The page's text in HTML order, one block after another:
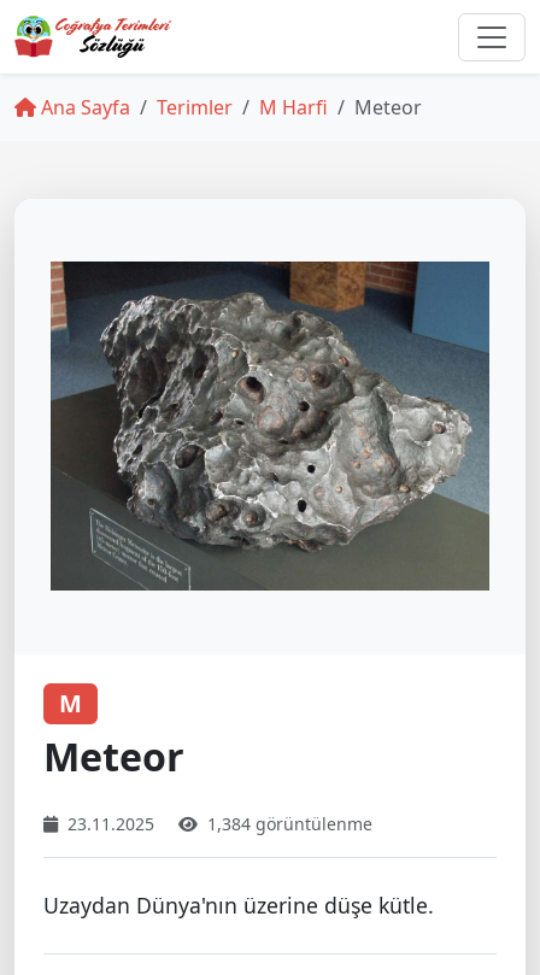
Ana Sayfa Terimler M Harfi Meteor
M
Meteor
23.11.2025 1,384 görüntülenme
Uzaydan Dünya'nın üzerine düşe kütle.